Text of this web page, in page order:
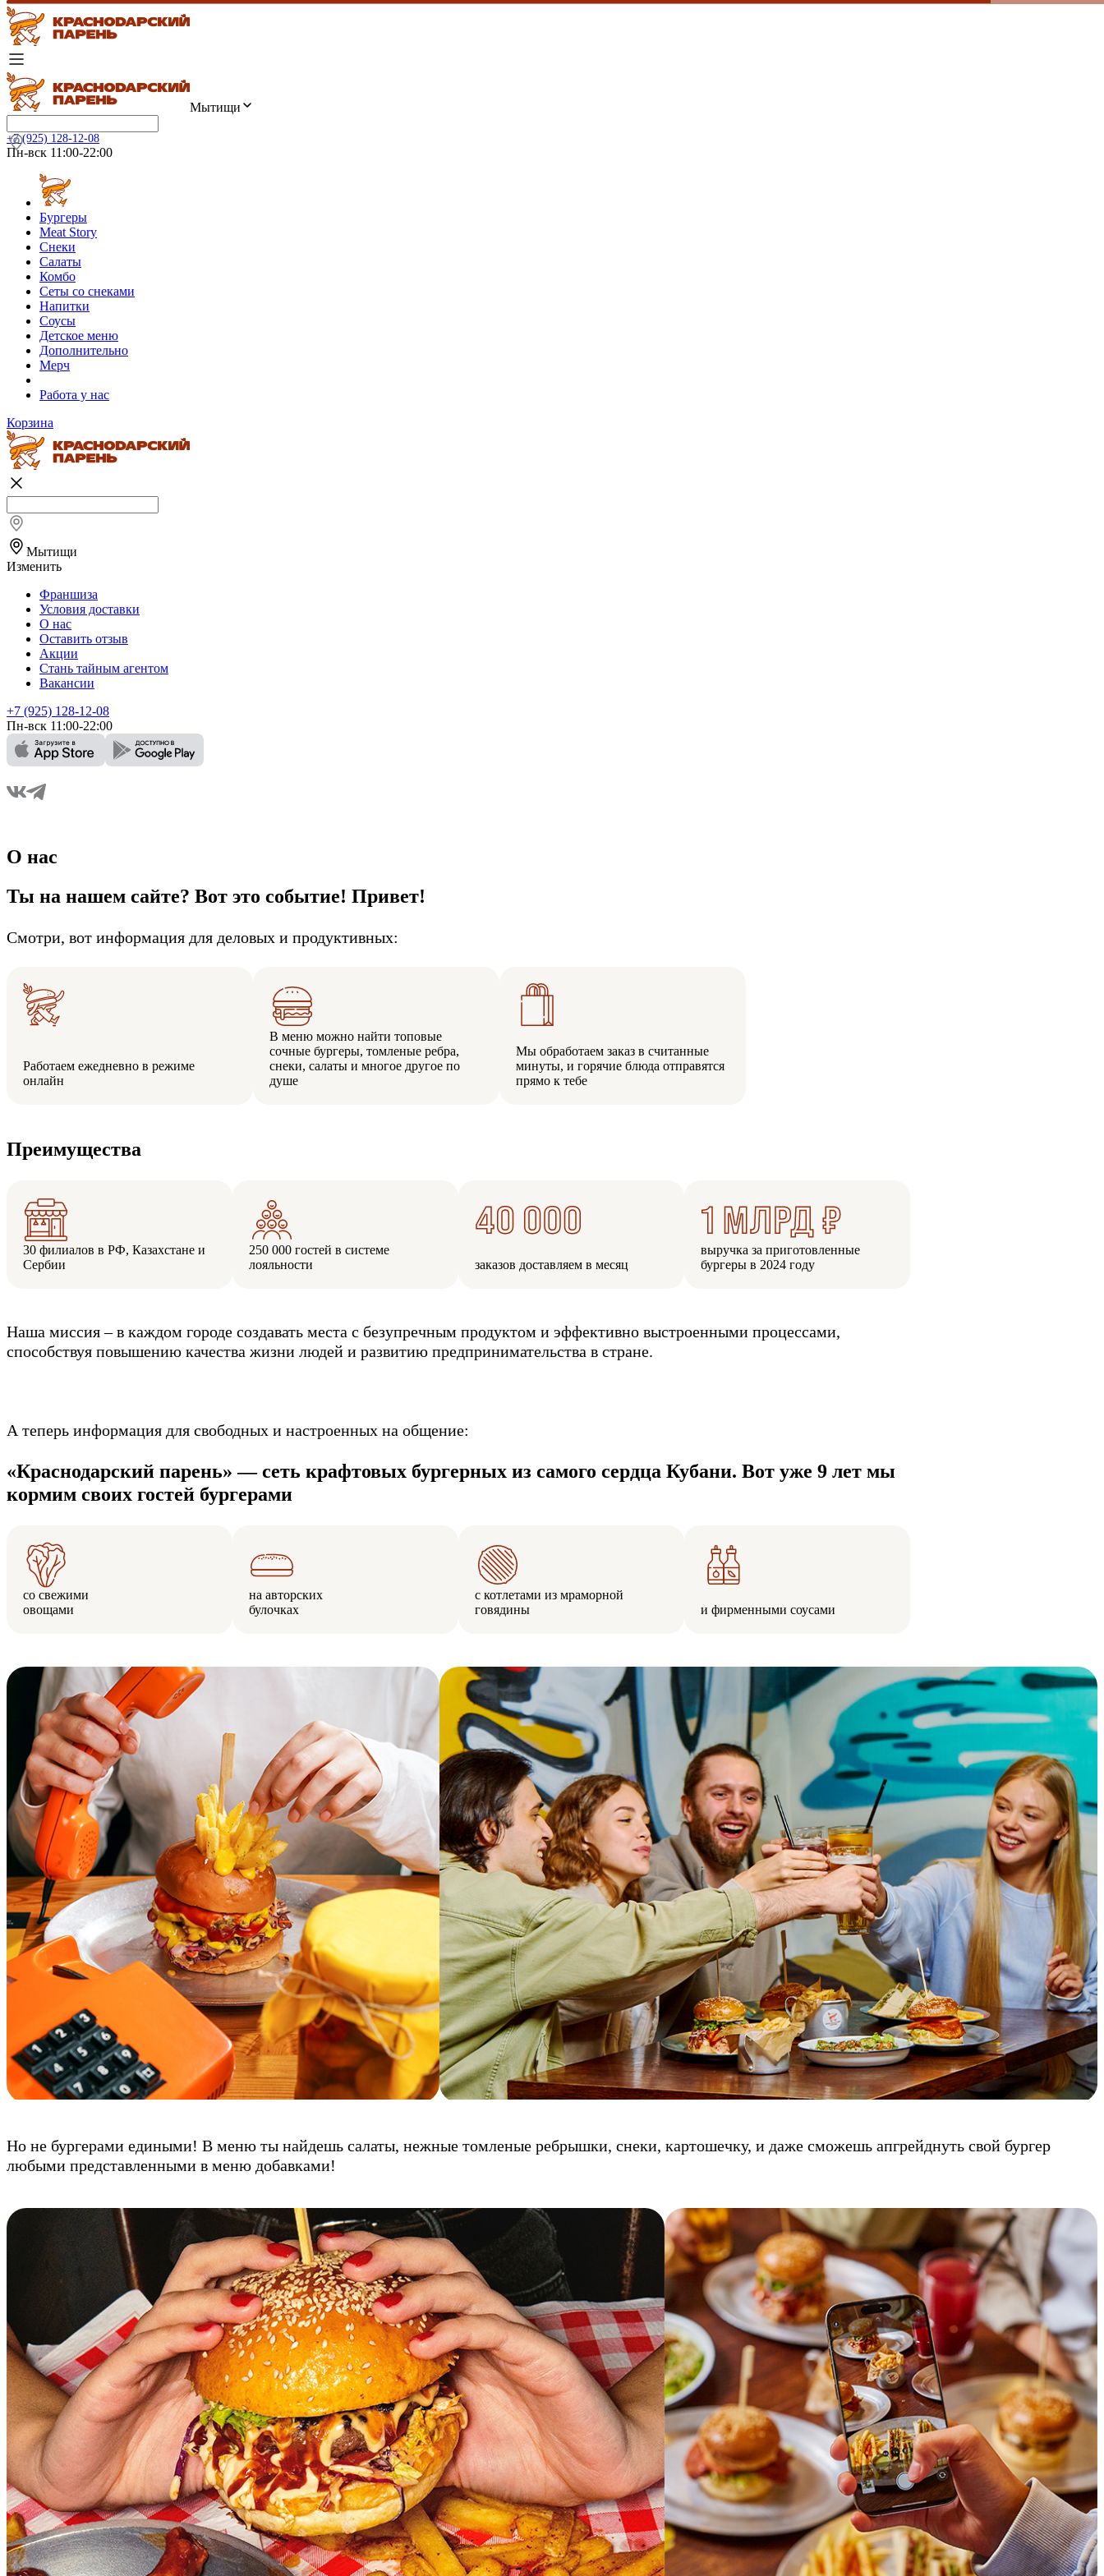
Мытищи
+7 (925) 128-12-08
Пн-вск 11:00-22:00
Бургеры
Meat Story
Снеки
Салаты
Комбо
Сеты со снеками
Напитки
Соусы
Детское меню
Дополнительно
Мерч
Работа у нас
Корзина
Мытищи
Изменить
Франшиза
Условия доставки
О нас
Оставить отзыв
Акции
Стань тайным агентом
Вакансии
+7 (925) 128-12-08
Пн-вск 11:00-22:00
О нас
Ты на нашем сайте? Вот это событие! Привет!
Смотри, вот информация для деловых и продуктивных:
Работаем ежедневно в режиме
онлайн
В меню можно найти топовые
сочные бургеры, томленые ребра,
снеки, салаты и многое другое по
душе
Мы обработаем заказ в считанные
минуты, и горячие блюда отправятся
прямо к тебе
Преимущества
30 филиалов в РФ, Казахстане и
Сербии
250 000 гостей в системе
лояльности
заказов доставляем в месяц
выручка за приготовленные
бургеры в 2024 году
Наша миссия – в каждом городе создавать места с безупречным продуктом и эффективно выстроенными процессами,
способствуя повышению качества жизни людей и развитию предпринимательства в стране.
А теперь информация для свободных и настроенных на общение:
«Краснодарский парень» — сеть крафтовых бургерных из самого сердца Кубани. Вот уже 9 лет мы
кормим своих гостей бургерами
со свежими
овощами
на авторских
булочках
с котлетами из мраморной
говядины
и фирменными соусами
Но не бургерами едиными! В меню ты найдешь салаты, нежные томленые ребрышки, снеки, картошечку, и даже сможешь апгрейднуть свой бургер
любыми представленными в меню добавками!